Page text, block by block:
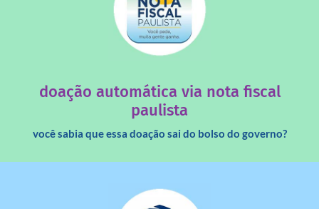
doação automática via nota fiscal
paulista
você sabia que essa doação sai do bolso do governo?
saiba mais